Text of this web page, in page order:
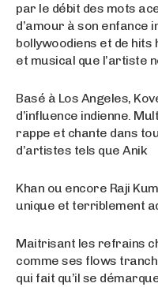
par le débit des mots
d’amour à son enfance
bollywoodiens et de
et musical que l’artiste
Basé à Los Angeles,
d’influence indienne.
rappe et chante dans
d’artistes tels que Anik
Khan ou encore Raji
unique et terriblement
Maitrisant les refrains
comme ses flows
qui fait qu’il se